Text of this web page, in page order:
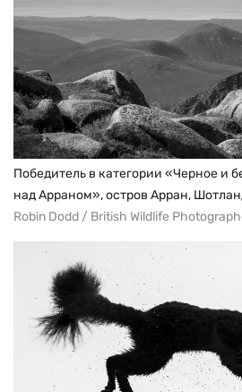
Победитель в категории «Черное и
над Арраном», остров Арран,
Robin Dodd / British Wildlife